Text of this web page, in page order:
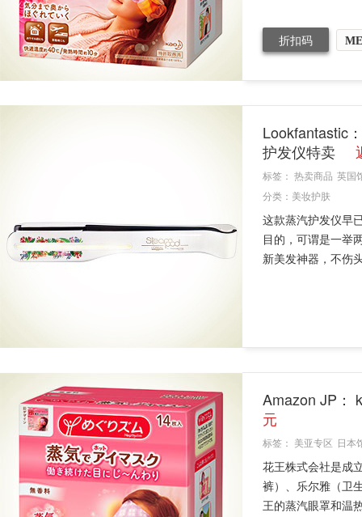
折扣码
Lookfantastic
护发仪特卖
标签： 热卖商品 英国
分类： 美妆护肤
这款蒸汽护发仪早
目的，可谓是一举
新美发神器，不伤
Amazon JP：
元
标签： 美亚专区 日本
花王株式会社是成
裤）、乐尔雅（卫
王的蒸汽眼罩和温